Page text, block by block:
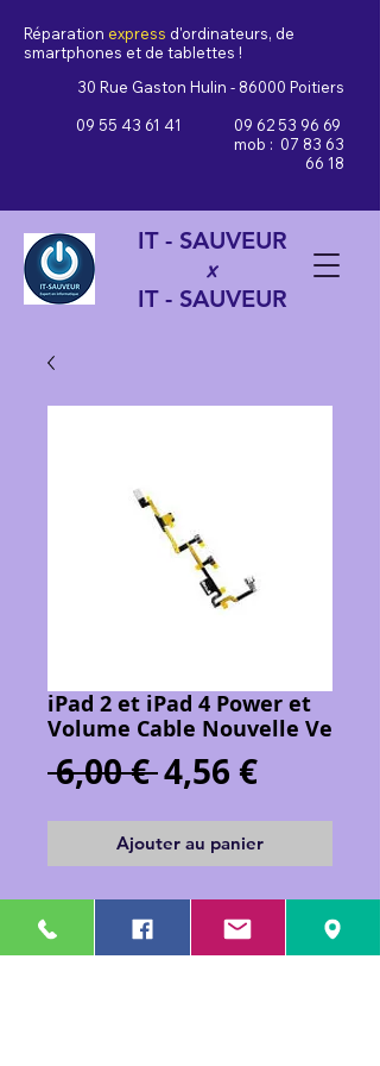
Réparation express d'ordinateurs, de
smartphones et de tablettes !
30 Rue Gaston Hulin - 86000 Poitiers
09 55 43 61 41
09 62 53 96 69
mob : 07 83 63
66 18
IT - SAUVEUR
x
IT - SAUVEUR
iPad 2 et iPad 4 Power et
Volume Cable Nouvelle Ve
6,00 € Prix
original
4,56 €Prix
Ajouter au panier
Nouvelle Version